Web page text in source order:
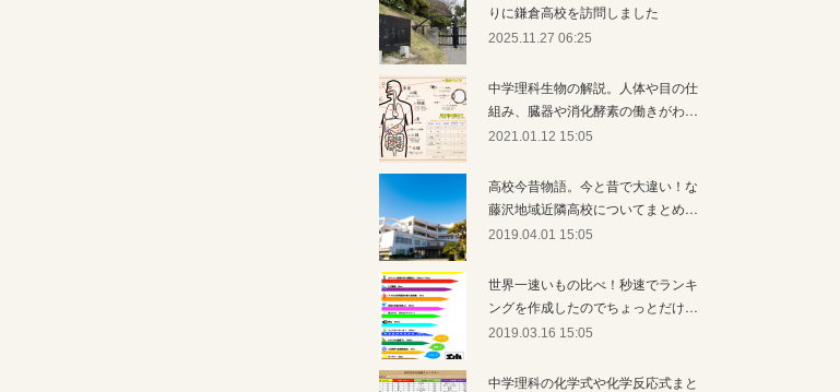
りに鎌倉高校を訪問しました
2025.11.27 06:25
中学理科生物の解説。人体や目の仕
組み、臓器や消化酵素の働きがわ…
2021.01.12 15:05
高校今昔物語。今と昔で大違い！な
藤沢地域近隣高校についてまとめ…
2019.04.01 15:05
世界一速いもの比べ！秒速でランキ
ングを作成したのでちょっとだけ…
2019.03.16 15:05
中学理科の化学式や化学反応式まと